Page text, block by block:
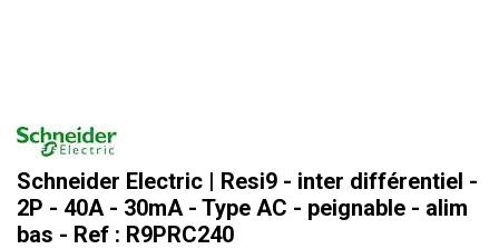
Schneider Electric | Resi9 - inter différentiel -
2P - 40A - 30mA - Type AC - peignable - alim
bas - Ref : R9PRC240